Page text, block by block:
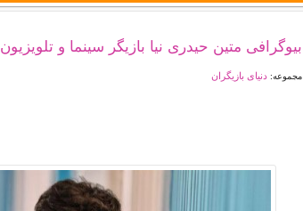
بیوگرافی متین حیدری نیا بازیگر سینما و تلویزیون
مجموعه:دنیای بازیگران